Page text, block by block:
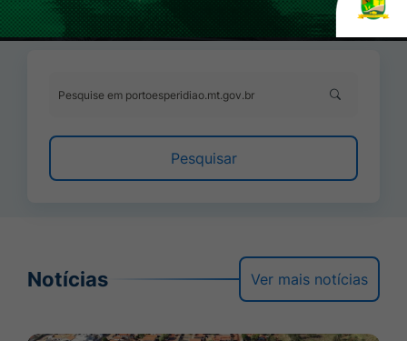
Pesquise em portoesperidiao.mt.gov.br
Pesquisar
Notícias Ver mais notícias